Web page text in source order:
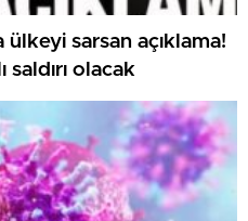
sarsan açıklama!
saldırı olacak